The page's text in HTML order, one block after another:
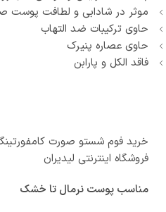
موثر در شادابی و لطافت پوست
حاوی ترکیبات ضد التهاب
حاوی عصاره پنیرک
فاقد الکل و پارابن
فروشگاه اینترنتی لیدیران
مناسب پوست نرمال تا خشک